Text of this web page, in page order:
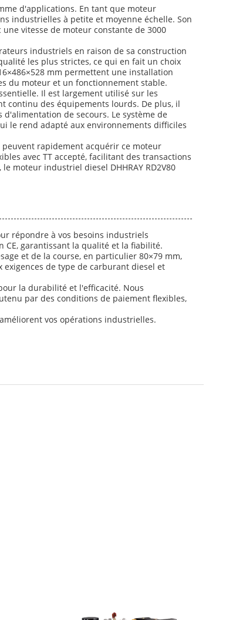
d'applications. En tant que moteur
industrielles à petite et moyenne échelle. Son
vitesse de moteur constante de 3000
industriels en raison de sa construction
les plus strictes, ce qui en fait un choix
mm permettent une installation
du moteur et un fonctionnement stable.
Il est largement utilisé sur les
continu des équipements lourds. De plus, il
de secours. Le système de
le rend adapté aux environnements difficiles
rapidement acquérir ce moteur
avec TT accepté, facilitant des transactions
moteur industriel diesel DHHRAY RD2V80
répondre à vos besoins industriels
CE, garantissant la qualité et la fiabilité.
et de la course, en particulier 80×79 mm,
de type de carburant diesel et
la durabilité et l'efficacité. Nous
par des conditions de paiement flexibles,
vos opérations industrielles.